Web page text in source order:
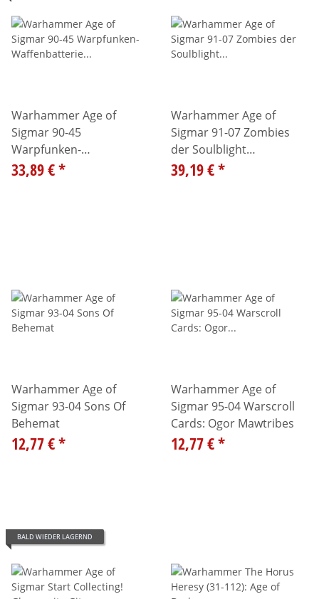
Warhammer Age of
Sigmar 90-45
Warpfunken-
Waffenbatterie
33,89 €*
Warhammer Age of
Sigmar 91-07 Zombies
der Soulblight
Gravelords 99120207234
39,19 €*
Warhammer Age of
Sigmar 93-04 Sons Of
Behemat
12,77 €*
Warhammer Age of
Sigmar 95-04 Warscroll
Cards: Ogor Mawtribes
12,77 €*
BALD WIEDER LAGERND